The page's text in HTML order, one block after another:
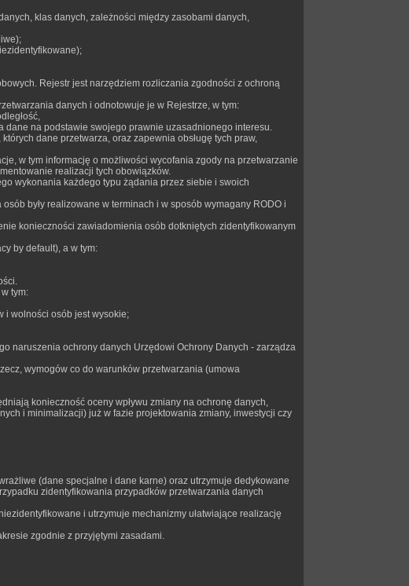
klas danych, zależności między zasobami danych,
Rejestr jest narzędziem rozliczania zgodności z ochroną
danych i odnotowuje je w Rejestrze, w tym:
dane na podstawie swojego prawnie uzasadnionego interesu.
dane przetwarza, oraz zapewnia obsługę tych praw,
w tym informację o możliwości wycofania zgody na przetwarzanie
realizacji tych obowiązków.
wykonania każdego typu żądania przez siebie i swoich
były realizowane w terminach i w sposób wymagany RODO i
konieczności zawiadomienia osób dotkniętych zidentyfikowanym
by default), a w tym:
tym:
i wolności osób jest wysokie;
naruszenia ochrony danych Urzędowi Ochrony Danych - zarządza
wymogów co do warunków przetwarzania (umowa
konieczność oceny wpływu zmiany na ochronę danych,
i minimalizacji) już w fazie projektowania zmiany, inwestycji czy
(dane specjalne i dane karne) oraz utrzymuje dedykowane
zidentyfikowania przypadków przetwarzania danych
i utrzymuje mechanizmy ułatwiające realizację
zgodnie z przyjętymi zasadami.